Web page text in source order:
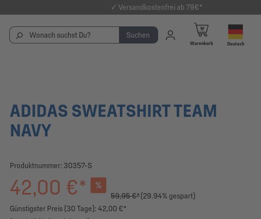
✓ Versandkostenfrei ab 79€*
Suchen
Warenkorb Deutsch
ADIDAS SWEATSHIRT TEAM
NAVY
Produktnummer: 30357-S
42,00 €* %
59,95 €*(29.94% gespart)
Günstigster Preis (30 Tage): 42,00 €*